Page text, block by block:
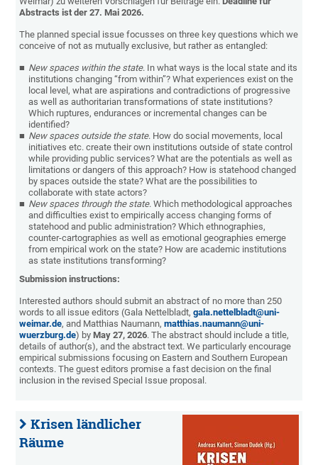
Abstracts ist der 27. Mai 2026.
The planned special issue focusses on three key questions which we
conceive of not as mutually exclusive, but rather as entangled:
New spaces within the state. In what ways is the local state and its
institutions changing “from within”? What experiences exist on the
local level, what are aspirations and contradictions of progressive
as well as authoritarian transformations of state institutions?
Which ruptures, endurances or incremental changes can be
identified?
New spaces outside the state. How do social movements, local
initiatives etc. create their own institutions outside of state control
while providing public services? What are the potentials as well as
limitations or dangers of this approach? How is statehood changed
by spaces outside the state? What are the possibilities to
collaborate with state actors?
New spaces through the state. Which methodological approaches
and difficulties exist to empirically access changing forms of
statehood and public administration? Which ethnographies,
counter-cartographies as well as emotional geographies emerge
from empirical work on the state? How are academic institutions
as state institutions transforming?
Submission instructions:
Interested authors should submit an abstract of no more than 250
words to all issue editors (Gala Nettelbladt,gala.nettelbladt@uni-
weimar.de, and Matthias Naumann,matthias.naumann@uni-
wuerzburg.de) byMay 27, 2026. The abstract should include a title,
details of author(s), and the abstract text. We particularly encourage
empirical submissions focusing on Eastern and Southern European
contexts. The guest editors promise a fast decision on the final
inclusion in the revised Special Issue proposal.
Krisen ländlicher
Räume